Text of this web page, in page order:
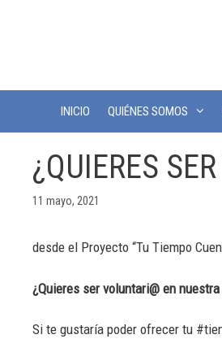
INICIO QUIÉNES SOMOS
¿QUIERES
11 mayo, 2021
desde el Proyecto “Tu Tiempo
¿Quieres ser voluntari@ en
Si te gustaría poder ofrecer tu